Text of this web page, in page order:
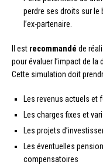
perdre ses droits sur le
l’ex-partenaire.
Il est recommandé de
pour évaluer l’impact de la
Cette simulation doit
Les revenus actuels et
Les charges fixes et
Les projets
Les éventuelles
compensatoires